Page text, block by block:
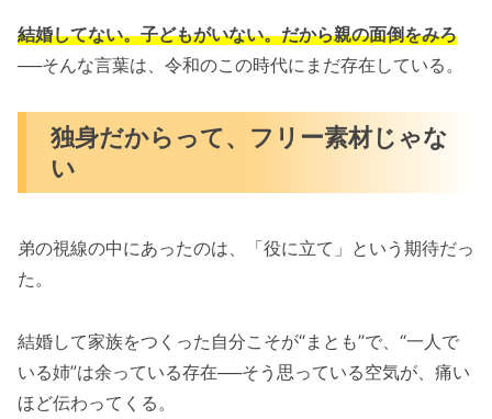
結婚してない。子どもがいない。だから親の面倒をみろ
──そんな言葉は、令和のこの時代にまだ存在している。
独身だからって、フリー素材じゃな
い
弟の視線の中にあったのは、「役に立て」という期待だっ
た。
結婚して家族をつくった自分こそが“まとも”で、“一人で
いる姉”は余っている存在──そう思っている空気が、痛い
ほど伝わってくる。